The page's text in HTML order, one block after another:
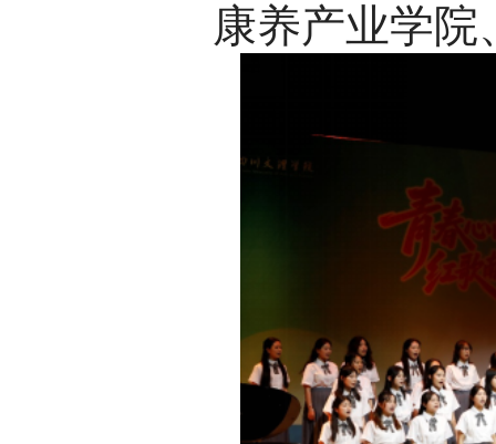
康养产业学